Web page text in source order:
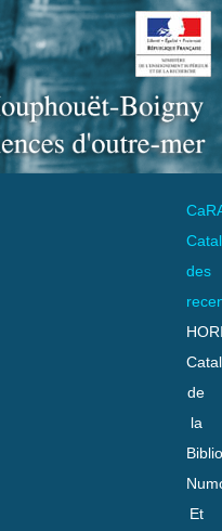
des
de
la
Et